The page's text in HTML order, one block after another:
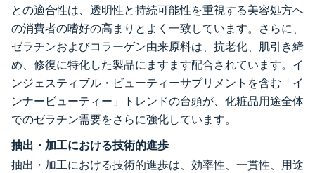
との適合性は、透明性と持続可能性を重視する美容処方へ
の消費者の嗜好の高まりとよく一致しています。さらに、
ゼラチンおよびコラーゲン由来原料は、抗老化、肌引き締
め、修復に特化した製品にますます配合されています。イ
ンジェスティブル・ビューティーサプリメントを含む「イ
ンナービューティー」トレンドの台頭が、化粧品用途全体
でのゼラチン需要をさらに強化しています。
抽出・加工における技術的進歩
抽出・加工における技術的進歩は、効率性、一貫性、用途